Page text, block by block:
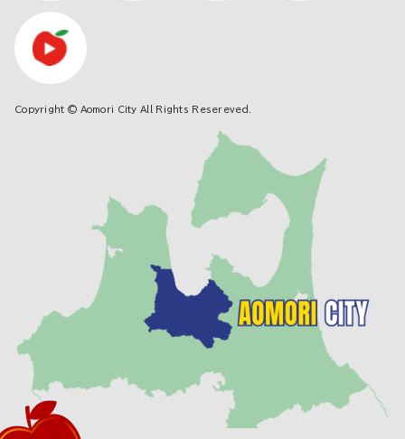
Copyright © Aomori City All Rights Resereved.